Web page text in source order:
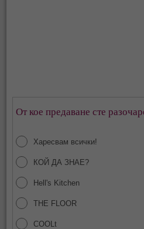
От кое предаване сте
Харесвам всички!
КОЙ ДА ЗНАЕ?
Hell's Kitchen
THE FLOOR
COOLt